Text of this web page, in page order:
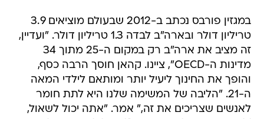
במגזין פורבס נכתב ב-2012 שבעולם מוציאים 3.9
טריליון דולר ובארה"ב לבדה 1.3 טריליון דולר. "ועדיין,
זה מציב את ארה"ב רק במקום ה-25 מתוך 34
מדינות ה-OECD", ציינו. קהאן חוסך הרבה כסף,
והופך את החינוך ליעיל יותר ומותאם לילדי המאה
ה-21. "הליבה של המשימה שלנו היא לתת חומר
לאנשים שצריכים את זה," אמר. "אתה יכול לשאול,